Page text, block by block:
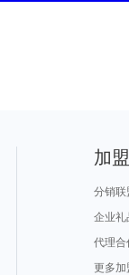
加
分销联
企业礼
代理合
更多加